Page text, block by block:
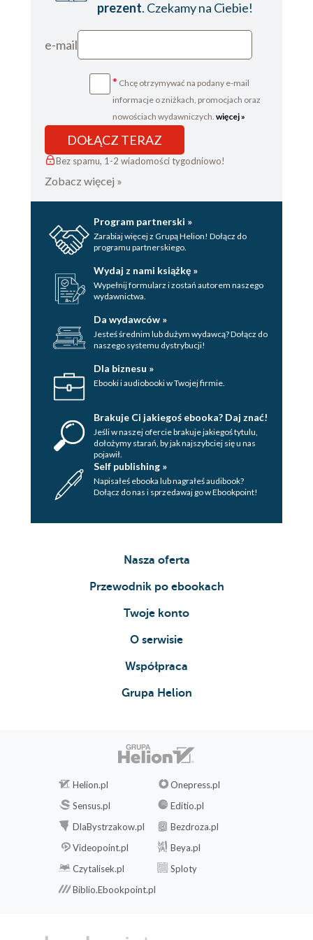
prezent. Czekamy na Ciebie!
e-mail
* Chcę otrzymywać na podany e-mail
informacje o zniżkach, promocjach oraz
nowościach wydawniczych. więcej »
DOŁĄCZ TERAZ
Bez spamu, 1-2 wiadomości tygodniowo!
Zobacz więcej »
Program partnerski »
Zarabiaj więcej z Grupą Helion! Dołącz do
programu partnerskiego.
Wydaj z nami książkę »
Wypełnij formularz i zostań autorem naszego
wydawnictwa.
Da wydawców »
Jesteś średnim lub dużym wydawcą? Dołącz do
naszego systemu dystrybucji!
Dla biznesu »
Ebooki i audiobooki w Twojej firmie.
Brakuje Ci jakiegoś ebooka? Daj znać!
Jeśli w naszej ofercie brakuje jakiegoś tytulu,
dołożymy starań, by jak najszybciej się u nas
pojawił.
Self publishing »
Napisałeś ebooka lub nagrałeś audibook?
Dołącz do nas i sprzedawaj go w Ebookpoint!
Nasza oferta
Przewodnik po ebookach
Twoje konto
O serwisie
Współpraca
Grupa Helion
Helion.pl
Onepress.pl
Sensus.pl
Editio.pl
DlaBystrzakow.pl
Bezdroza.pl
Videopoint.pl
Beya.pl
Czytalisek.pl
Sploty
Biblio.Ebookpoint.pl